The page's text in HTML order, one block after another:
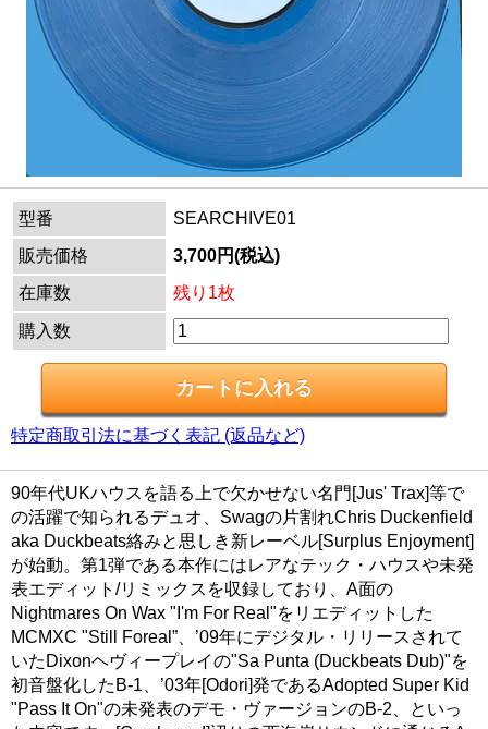
型番
SEARCHIVE01
販売価格
3,700円(税込)
在庫数
残り1枚
購入数
特定商取引法に基づく表記 (返品など)
90年代UKハウスを語る上で欠かせない名門[Jus' Trax]等で
の活躍で知られるデュオ、Swagの片割れChris Duckenfield
aka Duckbeats絡みと思しき新レーベル[Surplus Enjoyment]
が始動。第1弾である本作にはレアなテック・ハウスや未発
表エディット/リミックスを収録しており、A面の
Nightmares On Wax "I'm For Real"をリエディットした
MCMXC "Still Foreal”、’09年にデジタル・リリースされて
いたDixonヘヴィープレイの"Sa Punta (Duckbeats Dub)"を
初音盤化したB-1、’03年[Odori]発であるAdopted Super Kid
"Pass It On"の未発表のデモ・ヴァージョンのB-2、といっ